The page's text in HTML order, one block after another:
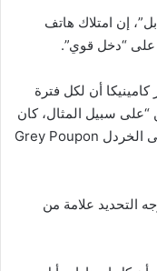
إن امتلاك هاتف
“دخل قوي”.
كامينيكا أن لكل فترة
سبيل المثال، كان
الدليل على الغنى خلال 1992 هو التوفر على الخردل Grey Poupon
التحديد علامة من